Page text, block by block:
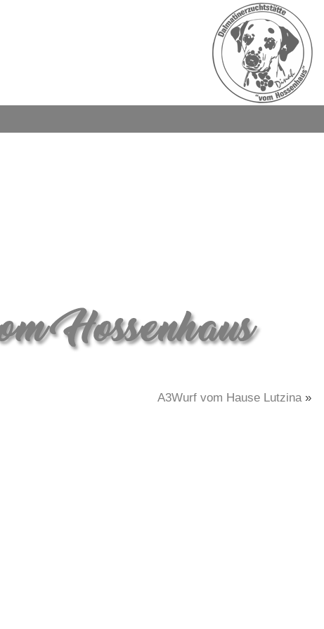
A3Wurf vom Hause Lutzina»